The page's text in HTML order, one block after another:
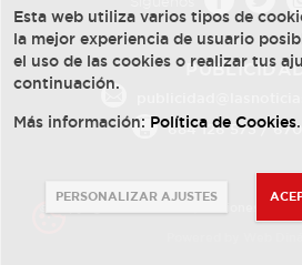
684 126 573/670
Esta web utiliza varios tipos de
la mejor experiencia de usuario
el uso de las cookies o realizar tus
continuación.
Más información: Política de Cookies.
PERSONALIZAR AJUSTES